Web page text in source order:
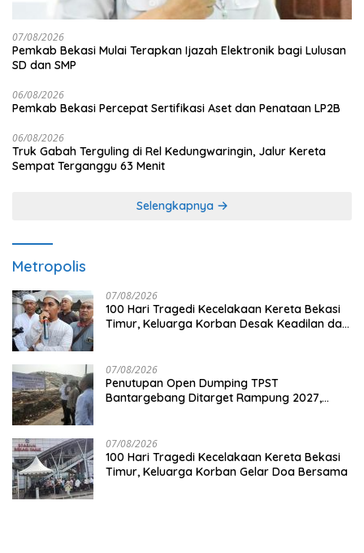
07/08/2026
Pemkab Bekasi Mulai Terapkan Ijazah Elektronik bagi Lulusan
SD dan SMP
06/08/2026
Pemkab Bekasi Percepat Sertifikasi Aset dan Penataan LP2B
06/08/2026
Truk Gabah Terguling di Rel Kedungwaringin, Jalur Kereta
Sempat Terganggu 63 Menit
Selengkapnya
Metropolis
07/08/2026
100 Hari Tragedi Kecelakaan Kereta Bekasi
Timur, Keluarga Korban Desak Keadilan dan
07/08/2026
Penutupan Open Dumping TPST
Bantargebang Ditarget Rampung 2027,
07/08/2026
100 Hari Tragedi Kecelakaan Kereta Bekasi
Timur, Keluarga Korban Gelar Doa Bersama